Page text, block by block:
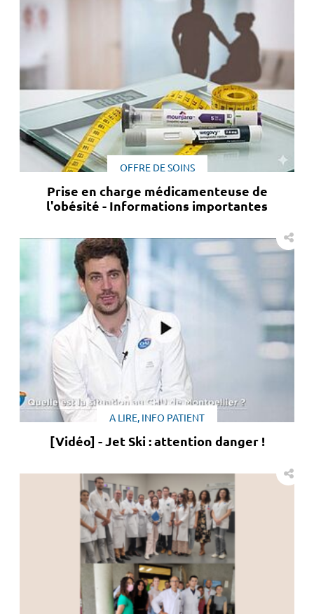
OFFRE DE SOINS
Prise en charge médicamenteuse de
l'obésité - Informations importantes
A LIRE, INFO PATIENT
[Vidéo] - Jet Ski : attention danger !